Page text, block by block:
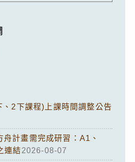
2下課程)上課時間調整公告
計畫需完成研習：A1、
連結2026-08-07